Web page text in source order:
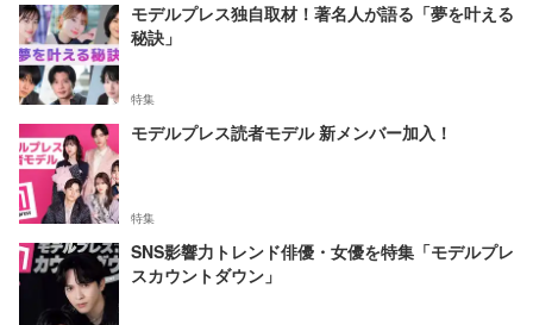
モデルプレス独自取材！著名人が語る「夢を叶える
秘訣」
特集
モデルプレス読者モデル 新メンバー加入！
特集
SNS影響力トレンド俳優・女優を特集「モデルプレ
スカウントダウン」